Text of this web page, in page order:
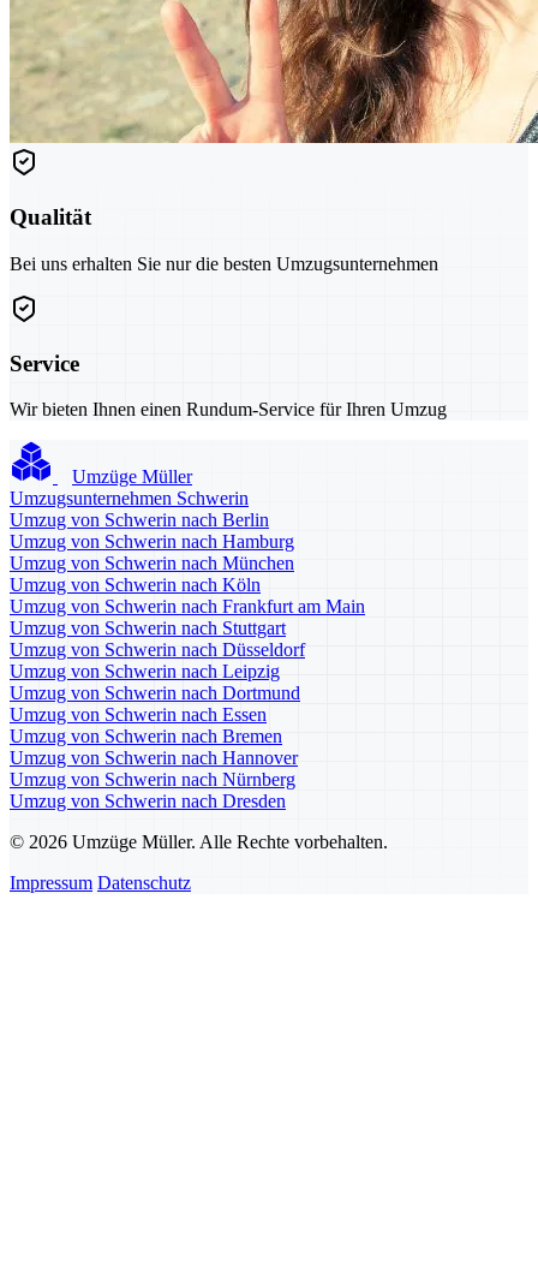
Qualität
Bei uns erhalten Sie nur die besten Umzugsunternehmen
Service
Wir bieten Ihnen einen Rundum-Service für Ihren Umzug
Umzüge Müller
Umzugsunternehmen Schwerin
Umzug von Schwerin nach Berlin
Umzug von Schwerin nach Hamburg
Umzug von Schwerin nach München
Umzug von Schwerin nach Köln
Umzug von Schwerin nach Frankfurt am Main
Umzug von Schwerin nach Stuttgart
Umzug von Schwerin nach Düsseldorf
Umzug von Schwerin nach Leipzig
Umzug von Schwerin nach Dortmund
Umzug von Schwerin nach Essen
Umzug von Schwerin nach Bremen
Umzug von Schwerin nach Hannover
Umzug von Schwerin nach Nürnberg
Umzug von Schwerin nach Dresden
© 2026 Umzüge Müller. Alle Rechte vorbehalten.
Impressum Datenschutz